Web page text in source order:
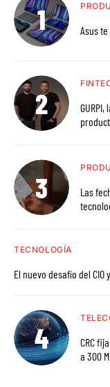
Asus
GURPI, la
Las
TECNOLOGÍA
El nuevo desafío del
CRC
a 300